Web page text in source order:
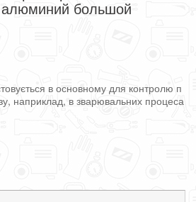
большой
в основному для контролю п
, наприклад, в зварювальних процеса